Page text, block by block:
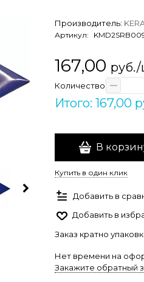
Производитель:
Артикул:
167,00 руб./
Количество
Итого: 167,00
В
Купить в один клик
Добавить в
Добавить в
Заказ кратно
Нет времени на
Закажите обратный